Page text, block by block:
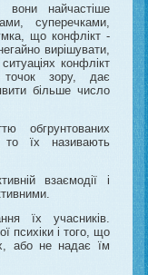
найчастіше
суперечками,
що конфлікт -
вирішувати,
конфлікт
точок зору, дає
більше число
обгрунтованих
то їх називають
взаємодії і
їх учасників.
психіки і того, що
або не надає їм